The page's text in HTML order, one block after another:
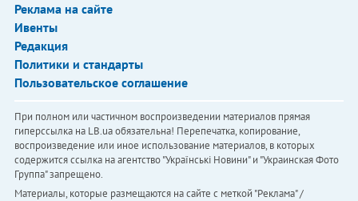
Реклама на сайте
Ивенты
Редакция
Политики и стандарты
Пользовательское соглашение
При полном или частичном воспроизведении материалов прямая
гиперссылка на LB.ua обязательна! Перепечатка, копирование,
воспроизведение или иное использование материалов, в которых
содержится ссылка на агентство "Українськi Новини" и "Украинская Фото
Группа" запрещено.
Материалы, которые размещаются на сайте с меткой "Реклама" /